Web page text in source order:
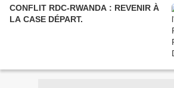
CONFLIT RDC-RWANDA : REVENIR À
LA CASE DÉPART.